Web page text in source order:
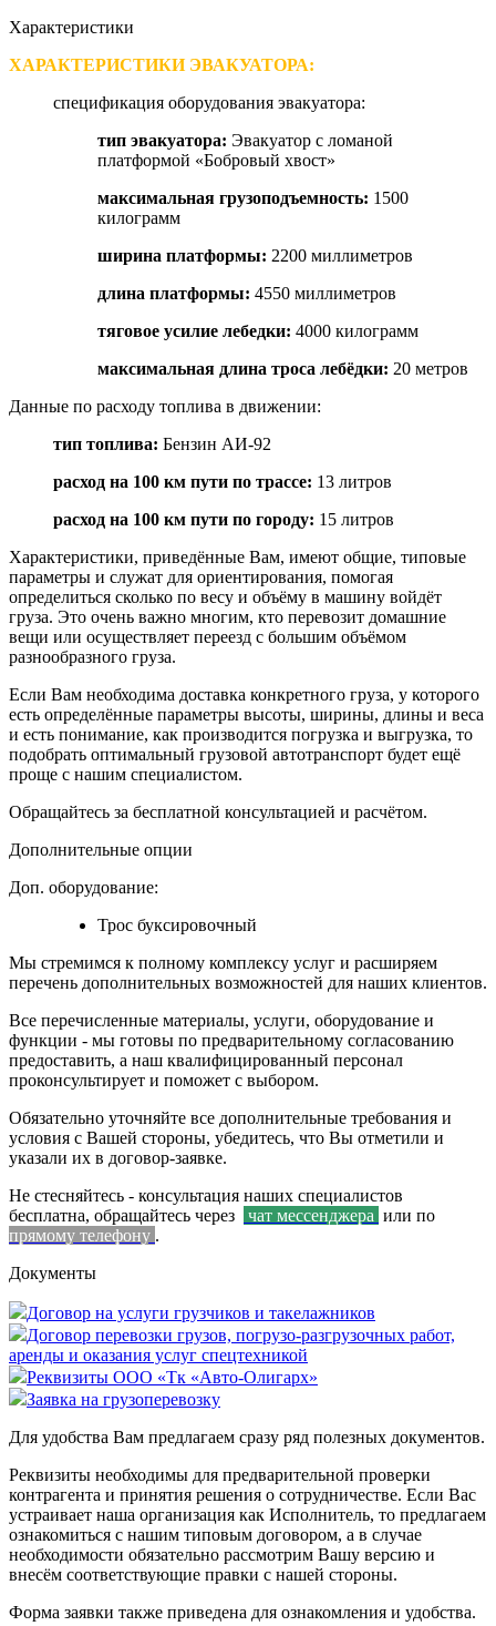
Характеристики
ХАРАКТЕРИСТИКИ ЭВАКУАТОРА:
спецификация оборудования эвакуатора:
тип эвакуатора: Эвакуатор с ломаной
платформой «Бобровый хвост»
максимальная грузоподъемность: 1500
килограмм
ширина платформы: 2200 миллиметров
длина платформы: 4550 миллиметров
тяговое усилие лебедки: 4000 килограмм
максимальная длина троса лебёдки: 20 метров
Данные по расходу топлива в движении:
тип топлива: Бензин АИ-92
расход на 100 км пути по трассе: 13 литров
расход на 100 км пути по городу: 15 литров
Характеристики, приведённые Вам, имеют общие, типовые
параметры и служат для ориентирования, помогая
определиться сколько по весу и объёму в машину войдёт
груза. Это очень важно многим, кто перевозит домашние
вещи или осуществляет переезд с большим объёмом
разнообразного груза.
Если Вам необходима доставка конкретного груза, у которого
есть определённые параметры высоты, ширины, длины и веса
и есть понимание, как производится погрузка и выгрузка, то
подобрать оптимальный грузовой автотранспорт будет ещё
проще с нашим специалистом.
Обращайтесь за бесплатной консультацией и расчётом.
Дополнительные опции
Доп. оборудование:
Трос буксировочный
Мы стремимся к полному комплексу услуг и расширяем
перечень дополнительных возможностей для наших клиентов.
Все перечисленные материалы, услуги, оборудование и
функции - мы готовы по предварительному согласованию
предоставить, а наш квалифицированный персонал
проконсультирует и поможет с выбором.
Обязательно уточняйте все дополнительные требования и
условия с Вашей стороны, убедитесь, что Вы отметили и
указали их в договор-заявке.
Не стесняйтесь - консультация наших специалистов
бесплатна, обращайтесь через
чат мессенджера или по
прямому телефону .
Документы
Договор на услуги грузчиков и такелажников
Договор перевозки грузов, погрузо-разгрузочных работ,
аренды и оказания услуг спецтехникой
Реквизиты ООО «Тк «Авто-Олигарх»
Заявка на грузоперевозку
Для удобства Вам предлагаем сразу ряд полезных документов.
Реквизиты необходимы для предварительной проверки
контрагента и принятия решения о сотрудничестве. Если Вас
устраивает наша организация как Исполнитель, то предлагаем
ознакомиться с нашим типовым договором, а в случае
необходимости обязательно рассмотрим Вашу версию и
внесём соответствующие правки с нашей стороны.
Форма заявки также приведена для ознакомления и удобства.